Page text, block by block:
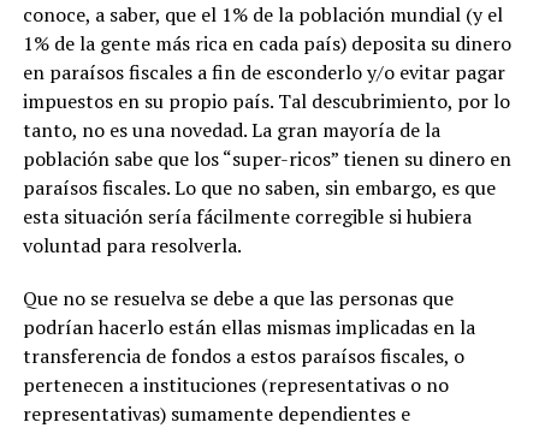
conoce, a saber, que el 1% de la población mundial (y el
1% de la gente más rica en cada país) deposita su dinero
en paraísos fiscales a fin de esconderlo y/o evitar pagar
impuestos en su propio país. Tal descubrimiento, por lo
tanto, no es una novedad. La gran mayoría de la
población sabe que los “super-ricos” tienen su dinero en
paraísos fiscales. Lo que no saben, sin embargo, es que
esta situación sería fácilmente corregible si hubiera
voluntad para resolverla.
Que no se resuelva se debe a que las personas que
podrían hacerlo están ellas mismas implicadas en la
transferencia de fondos a estos paraísos fiscales, o
pertenecen a instituciones (representativas o no
representativas) sumamente dependientes e